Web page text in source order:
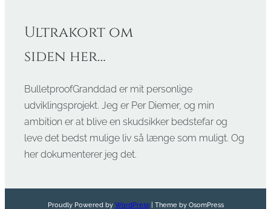
Ultrakort om
siden her…
BulletproofGranddad er mit personlige
udviklingsprojekt. Jeg er Per Diemer, og min
ambition er at blive en skudsikker bedstefar og
leve det bedst mulige liv så længe som muligt. Og
her dokumenterer jeg det.
Proudly Powered by WordPress| Theme by OsomPress